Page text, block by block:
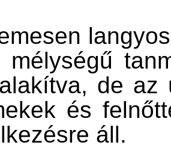
mélységű
de az
és
áll.